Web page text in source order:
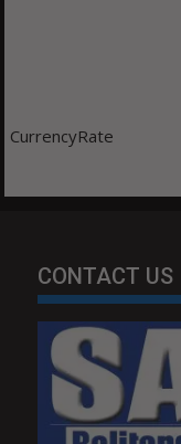
CurrencyRate
CONTACT US